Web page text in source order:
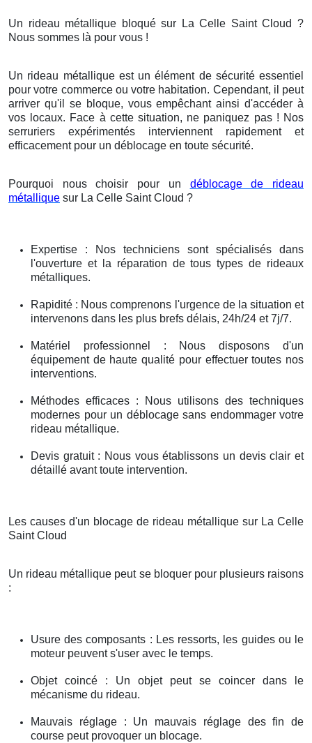
Un rideau métallique bloqué sur La Celle Saint Cloud ?
Nous sommes là pour vous !
Un rideau métallique est un élément de sécurité essentiel
pour votre commerce ou votre habitation. Cependant, il peut
arriver qu'il se bloque, vous empêchant ainsi d'accéder à
vos locaux. Face à cette situation, ne paniquez pas ! Nos
serruriers expérimentés interviennent rapidement et
efficacement pour un déblocage en toute sécurité.
Pourquoi nous choisir pour un déblocage de rideau
métallique sur La Celle Saint Cloud ?
Expertise : Nos techniciens sont spécialisés dans
l'ouverture et la réparation de tous types de rideaux
métalliques.
Rapidité : Nous comprenons l'urgence de la situation et
intervenons dans les plus brefs délais, 24h/24 et 7j/7.
Matériel professionnel : Nous disposons d'un
équipement de haute qualité pour effectuer toutes nos
interventions.
Méthodes efficaces : Nous utilisons des techniques
modernes pour un déblocage sans endommager votre
rideau métallique.
Devis gratuit : Nous vous établissons un devis clair et
détaillé avant toute intervention.
Les causes d'un blocage de rideau métallique sur La Celle
Saint Cloud
Un rideau métallique peut se bloquer pour plusieurs raisons
:
Usure des composants : Les ressorts, les guides ou le
moteur peuvent s'user avec le temps.
Objet coincé : Un objet peut se coincer dans le
mécanisme du rideau.
Mauvais réglage : Un mauvais réglage des fin de
course peut provoquer un blocage.